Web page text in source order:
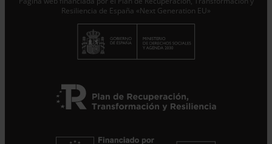
Resiliencia de España «Next Generation EU»